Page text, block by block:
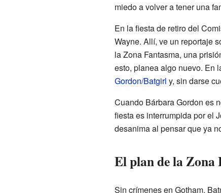
miedo a volver a tener una
En la fiesta de retiro del
Wayne. Allí, ve un reportaje
la Zona Fantasma, una
esto, planea algo nuevo. En
Gordon/Batgirl y, sin darse
Cuando Bárbara Gordon es
fiesta es interrumpida por el
desanima al pensar que ya
El plan de la Zona
Sin crímenes en Gotham,